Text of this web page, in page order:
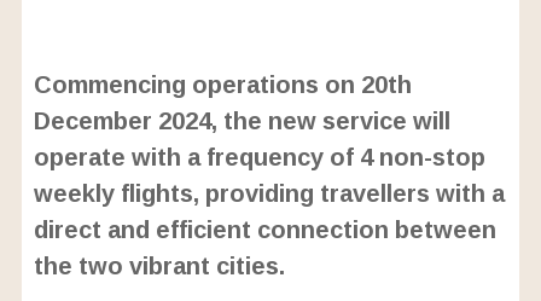
U
n
u
t
e
a
d
e
d
2
4
.
6
3
%
Commencing operations on 20th
December 2024, the new service will
operate with a frequency of 4 non-stop
weekly flights, providing travellers with a
direct and efficient connection between
the two vibrant cities.